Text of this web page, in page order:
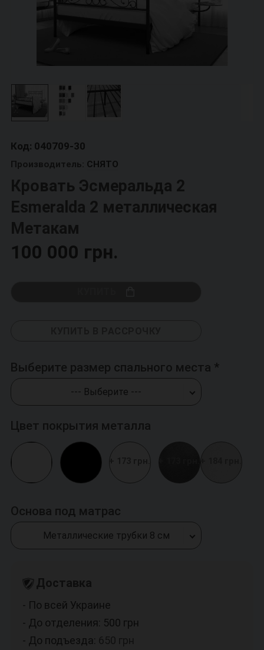
Код: 040709-30
Производитель: СНЯТО
Кровать Эсмеральда 2
Esmeralda 2 металлическая
Метакам
100 000 грн.
Выберите размер спального места
--- Выберите ---
Цвет покрытия металла
+ 173 грн. + 173 грн. + 184 грн.
Основа под матрас
Металлические трубки 8 см
Доставка
- По всей Украине
- До отделения: 500 грн
- До подъезда: